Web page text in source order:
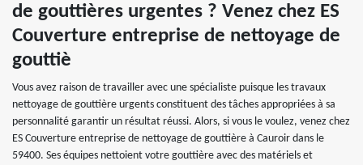
de gouttières urgentes ? Venez chez ES
Couverture entreprise de nettoyage de
gouttiè
Vous avez raison de travailler avec une spécialiste puisque les travaux
nettoyage de gouttière urgents constituent des tâches appropriées à sa
personnalité garantir un résultat réussi. Alors, si vous le voulez, venez chez
ES Couverture entreprise de nettoyage de gouttière à Cauroir dans le
59400. Ses équipes nettoient votre gouttière avec des matériels et